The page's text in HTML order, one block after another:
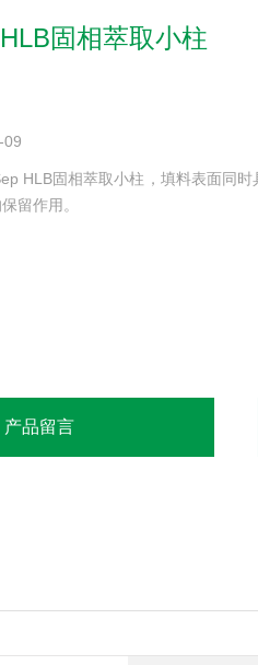
固相萃取小柱
09
HLB固相萃取小柱，填料表面同
留作用。
产品留言